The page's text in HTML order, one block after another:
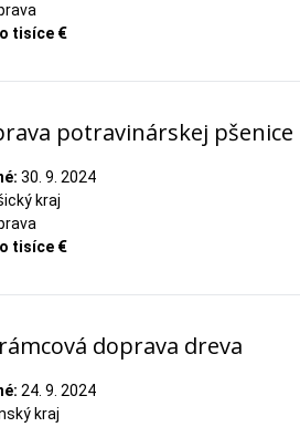
tisíce €
potravinárskej pšenice
30. 9. 2024
kraj
tisíce €
doprava dreva
24. 9. 2024
kraj